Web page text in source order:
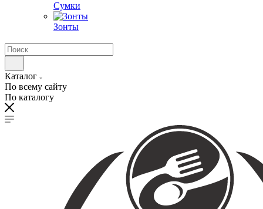
Сумки
Зонты
Каталог
По всему сайту
По каталогу